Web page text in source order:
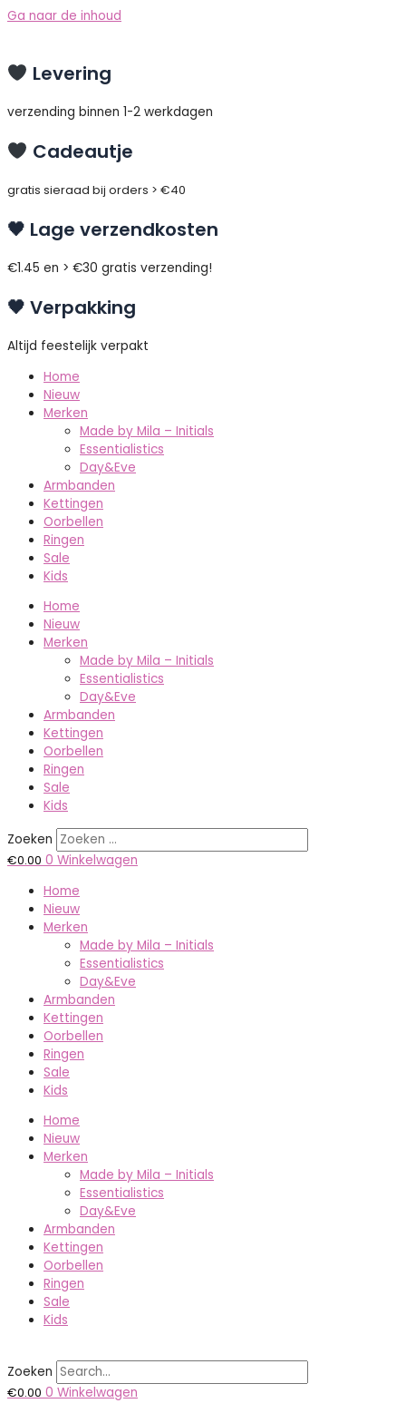
Ga naar de inhoud
Levering
verzending binnen 1-2 werkdagen
Cadeautje
gratis sieraad bij orders > €40
🖤 Lage verzendkosten
€1.45 en > €30 gratis verzending!
🖤 Verpakking
Altijd feestelijk verpakt
Home
Nieuw
Merken
Made by Mila – Initials
Essentialistics
Day&Eve
Armbanden
Kettingen
Oorbellen
Ringen
Sale
Kids
Home
Nieuw
Merken
Made by Mila – Initials
Essentialistics
Day&Eve
Armbanden
Kettingen
Oorbellen
Ringen
Sale
Kids
Zoeken
€0.00 0 Winkelwagen
Home
Nieuw
Merken
Made by Mila – Initials
Essentialistics
Day&Eve
Armbanden
Kettingen
Oorbellen
Ringen
Sale
Kids
Home
Nieuw
Merken
Made by Mila – Initials
Essentialistics
Day&Eve
Armbanden
Kettingen
Oorbellen
Ringen
Sale
Kids
Zoeken
€0.00 0 Winkelwagen